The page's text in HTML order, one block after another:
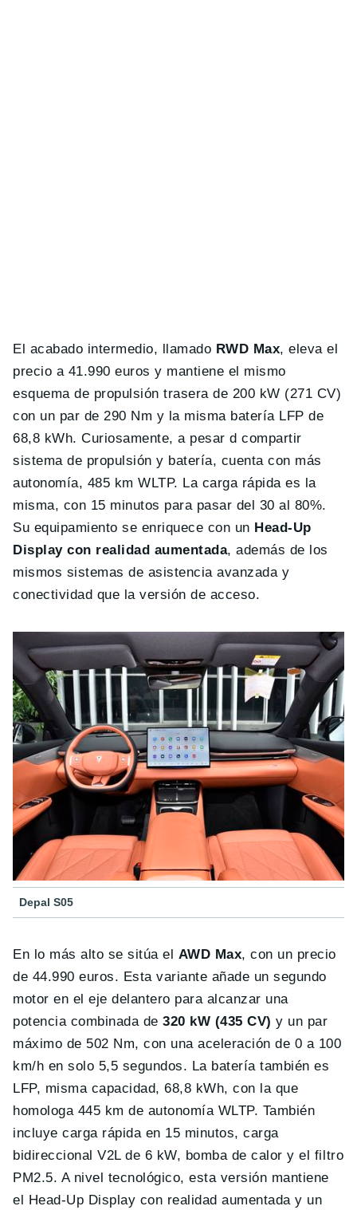
El acabado intermedio, llamado RWD Max, eleva el
precio a 41.990 euros y mantiene el mismo
esquema de propulsión trasera de 200 kW (271 CV)
con un par de 290 Nm y la misma batería LFP de
68,8 kWh. Curiosamente, a pesar d compartir
sistema de propulsión y batería, cuenta con más
autonomía, 485 km WLTP. La carga rápida es la
misma, con 15 minutos para pasar del 30 al 80%.
Su equipamiento se enriquece con un Head-Up
Display con realidad aumentada, además de los
mismos sistemas de asistencia avanzada y
conectividad que la versión de acceso.
Depal S05
En lo más alto se sitúa el AWD Max, con un precio
de 44.990 euros. Esta variante añade un segundo
motor en el eje delantero para alcanzar una
potencia combinada de320 kW (435 CV) y un par
máximo de 502 Nm, con una aceleración de 0 a 100
km/h en solo 5,5 segundos. La batería también es
LFP, misma capacidad, 68,8 kWh, con la que
homologa 445 km de autonomía WLTP. También
incluye carga rápida en 15 minutos, carga
bidireccional V2L de 6 kW, bomba de calor y el filtro
PM2.5. A nivel tecnológico, esta versión mantiene
el Head-Up Display con realidad aumentada y un